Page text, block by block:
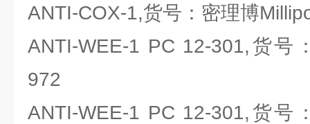
ANTI-COX-1,货号：密理博
ANTI-WEE-1 PC 12-301,货号
972
ANTI-WEE-1 PC 12-301,货号